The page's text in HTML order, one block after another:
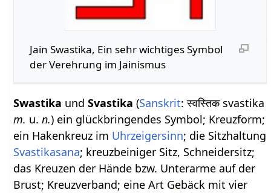
Jain Swastika, Ein sehr wichtiges Symbol
der Verehrung im Jainismus
Swastika undSvastika (Sanskrit: स्वस्तिक svastika
m. u.n.) ein glückbringendes Symbol; Kreuzform;
ein Hakenkreuz im Uhrzeigersinn; die Sitzhaltung
Svastikasana; kreuzbeiniger Sitz, Schneidersitz;
das Kreuzen der Hände bzw. Unterarme auf der
Brust; Kreuzverband; eine Art Gebäck mit vier